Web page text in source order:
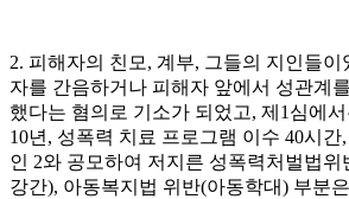
2. 피해자의 친모, 계부, 그들의 지인들이
자를 간음하거나 피해자 앞에서 성관계
했다는 혐의로 기소가 되었고, 제1심에
10년, 성폭력 치료 프로그램 이수 40시간
인 2와 공모하여 저지른 성폭력처벌법
강간), 아동복지법 위반(아동학대) 부분